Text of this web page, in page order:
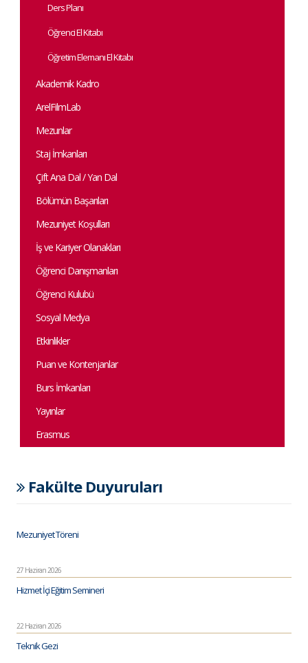
Ders Planı
Öğrenci El Kitabı
Öğretim Elemanı El Kitabı
Akademik Kadro
ArelFilmLab
Mezunlar
Staj İmkanları
Çift Ana Dal / Yan Dal
Bölümün Başarıları
Mezuniyet Koşulları
İş ve Kariyer Olanakları
Öğrenci Danışmanları
Öğrenci Kulubü
Sosyal Medya
Etkinlikler
Puan ve Kontenjanlar
Burs İmkanları
Yayınlar
Erasmus
Fakülte Duyuruları
Mezuniyet Töreni
27 Haziran 2026
Hizmet İçi Eğitim Semineri
22 Haziran 2026
Teknik Gezi